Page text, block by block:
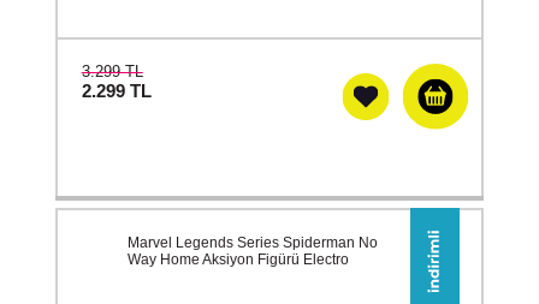
3.299 TL
2.299 TL
Marvel Legends Series Spiderman No
Way Home Aksiyon Figürü Electro